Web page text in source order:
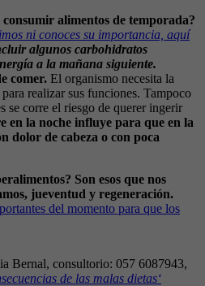
alimentos de temporada?
ni conoces su importancia, aquí
algunos carbohidratos
a la mañana siguiente.
comer. El organismo necesita la
realizar sus funciones. Tampoco
se corre el riesgo de querer ingerir
en la noche influye para que en la
dolor de cabeza o con poca
Son esos que nos
jueventud y regeneración.
del momento para que los
Bernal, consultorio: 057 6087943,
de las malas dietas‘